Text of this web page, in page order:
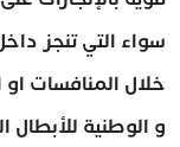
سواء التي تنجز
خلال المنافسات او
و الوطنية للأبطال